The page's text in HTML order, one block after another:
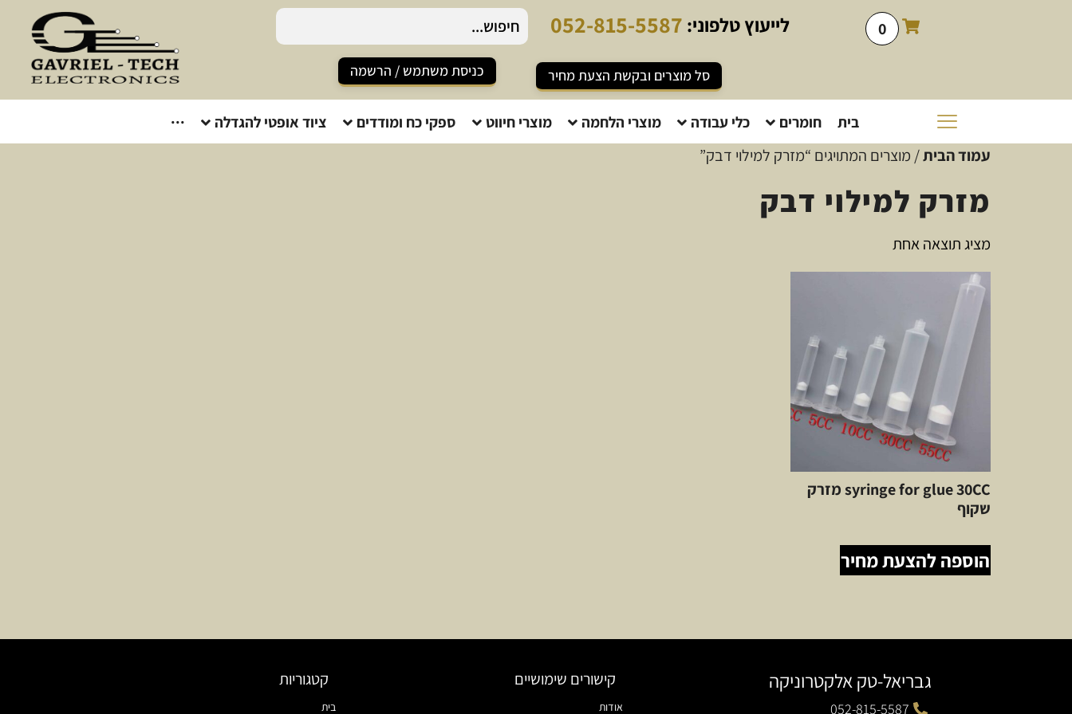
0 לייעוץטלפוני: 052-815-5587
סל מוצרים ובקשת הצעת מחיר כניסת משתמש / הרשמה
בית חומרים כלי עבודה מוצרי הלחמה מוצרי חיווט ספקי כח ומודדים ציוד אופטי להגדלה ···
עמוד הבית/ מוצרים המתויגים “מזרק למילוי דבק”
מזרק למילוי דבק
מציג תוצאה אחת
syringe for glue 30CC מזרק
שקוף
הוספה להצעת מחיר
גבריאל-טק אלקטרוניקה
052-815-5587
קישורים שימושיים
אודות
קטגוריות
בית